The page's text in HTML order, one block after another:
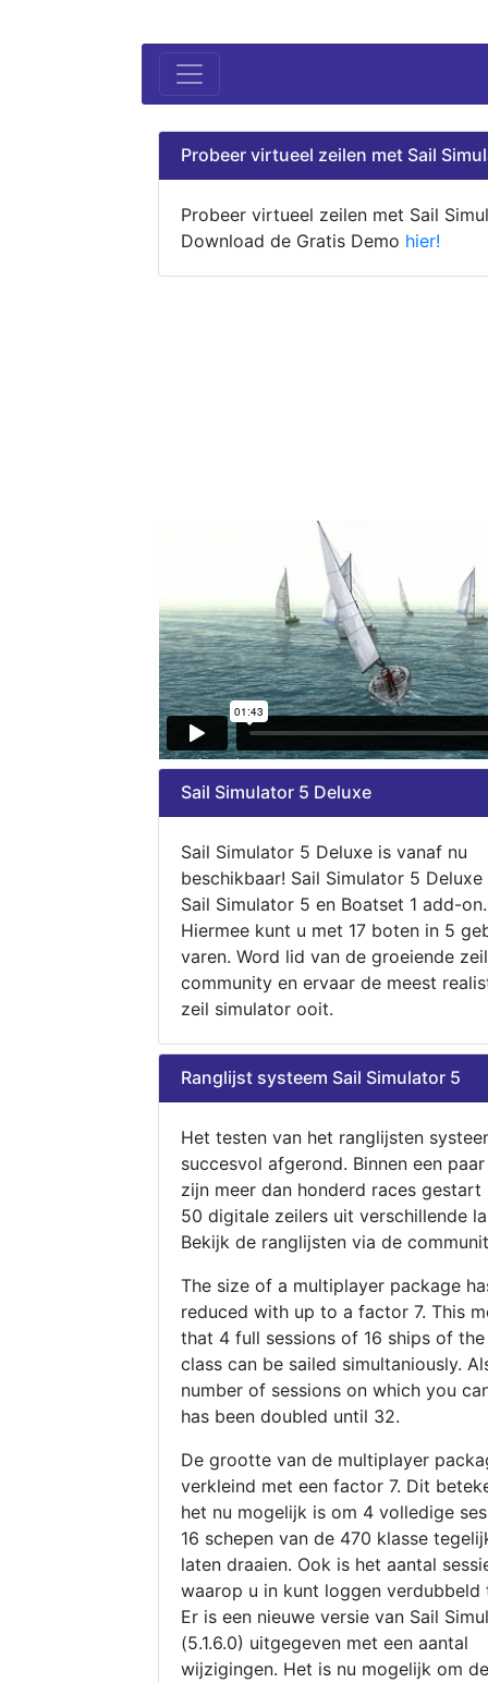
Probeer virtueel zeilen met Sail
Probeer virtueel zeilen met Sail
Download de Gratis Demo hier!
Sail Simulator 5 Deluxe
Sail Simulator 5 Deluxe is vanaf nu
beschikbaar! Sail Simulator 5
Sail Simulator 5 en Boatset 1 add-on.
Hiermee kunt u met 17 boten in 5
varen. Word lid van de groeiende zeil
community en ervaar de meest
zeil simulator ooit.
Ranglijst systeem Sail Simulator 5
Het testen van het ranglijsten
succesvol afgerond. Binnen een
zijn meer dan honderd races gestart
50 digitale zeilers uit verschillende
Bekijk de ranglijsten via de
The size of a multiplayer package
reduced with up to a factor 7. This
that 4 full sessions of 16 ships of
class can be sailed simultaniously.
number of sessions on which you
has been doubled until 32.
De grootte van de multiplayer
verkleind met een factor 7. Dit
het nu mogelijk is om 4 volledige
16 schepen van de 470 klasse
laten draaien. Ook is het aantal
waarop u in kunt loggen verdubbeld
Er is een nieuwe versie van Sail
(5.1.6.0) uitgegeven met een aantal
wijzigingen. Het is nu mogelijk om de